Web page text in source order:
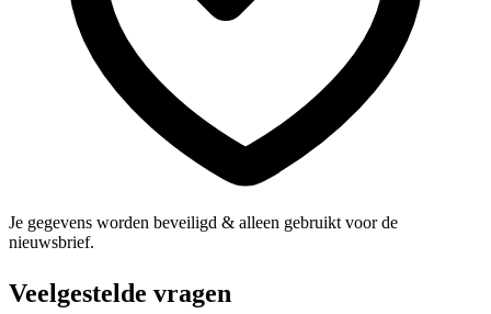
Je gegevens worden beveiligd & alleen gebruikt voor de
nieuwsbrief.
Veelgestelde vragen